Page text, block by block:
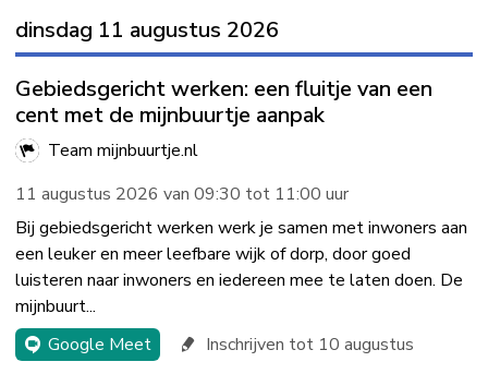
dinsdag 11 augustus 2026
Gebiedsgericht werken: een fluitje van een
cent met de mijnbuurtje aanpak
Team mijnbuurtje.nl
11 augustus 2026 van 09:30 tot 11:00 uur
Bij gebiedsgericht werken werk je samen met inwoners aan
een leuker en meer leefbare wijk of dorp, door goed
luisteren naar inwoners en iedereen mee te laten doen. De
mijnbuurt...
Google Meet
Inschrijven tot 10 augustus